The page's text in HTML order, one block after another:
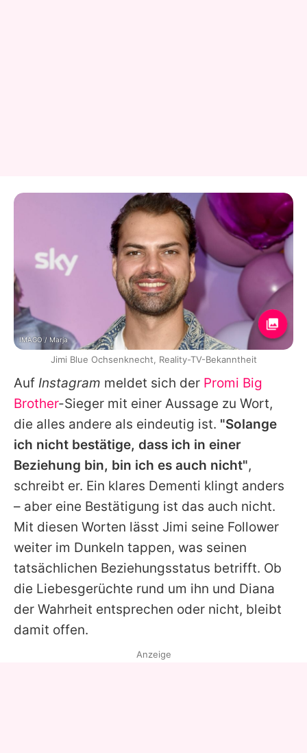
Auf Instagram meldet sich der Promi Big
Brother-Sieger mit einer Aussage zu Wort,
die alles andere als eindeutig ist. "Solange
ich nicht bestätige, dass ich in einer
Beziehung bin, bin ich es auch nicht",
schreibt er. Ein klares Dementi klingt anders
– aber eine Bestätigung ist das auch nicht.
Mit diesen Worten lässt Jimi seine Follower
weiter im Dunkeln tappen, was seinen
tatsächlichen Beziehungsstatus betrifft. Ob
die Liebesgerüchte rund um ihn und Diana
der Wahrheit entsprechen oder nicht, bleibt
damit offen.
IMAGO / Marja
Jimi Blue Ochsenknecht, Reality-TV-Bekanntheit
Anzeige